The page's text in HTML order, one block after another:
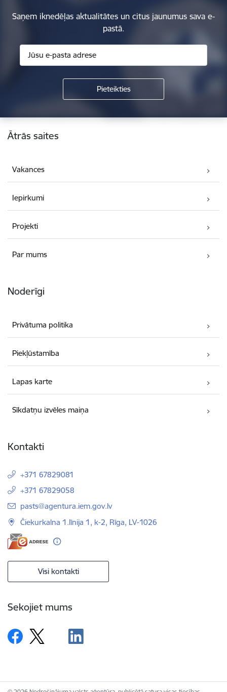
Saņem iknedēļas aktualitātes un citus jaunumus sava e-
pastā.
Kājene
Ātrās saites
Vakances
Iepirkumi
Projekti
Par mums
Noderīgi
Privātuma politika
Piekļūstamība
Lapas karte
Sīkdatņu izvēles maiņa
Kontakti
+371 67829081
+371 67829058
E-pasts:
pasts@agentura.iem.gov.lv
Čiekurkalna 1.līnija 1, k-2, Rīga, LV-1026
Visi kontakti
Sekojiet mums